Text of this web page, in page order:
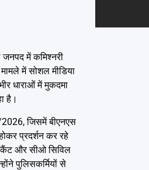
जनपद में कमिश्नरी
में सोशल मीडिया
धाराओं में मुकदमा
है।
2026, जिसमें बीएनएस
प्रदर्शन कर रहे
कैंट और सीओ सिविल
पुलिसकर्मियों से